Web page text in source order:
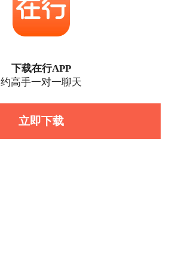
下载在行APP
约高手一对一聊天
立即下载